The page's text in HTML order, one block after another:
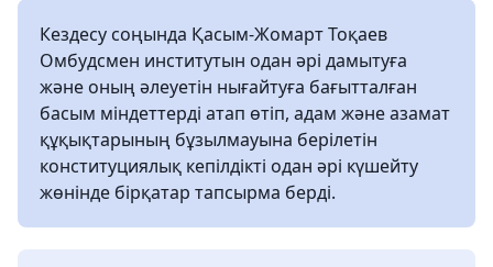
Кездесу соңында Қасым-Жомарт Тоқаев
Омбудсмен институтын одан әрі дамытуға
және оның әлеуетін нығайтуға бағытталған
басым міндеттерді атап өтіп, адам және азамат
құқықтарының бұзылмауына берілетін
конституциялық кепілдікті одан әрі күшейту
жөнінде бірқатар тапсырма берді.